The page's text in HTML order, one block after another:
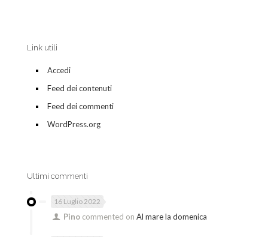
Link utili
Accedi
Feed dei contenuti
Feed dei commenti
WordPress.org
Ultimi commenti
16 Luglio 2022
Pino commented onAl mare la domenica